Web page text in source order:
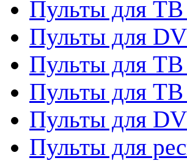
Пульты для ТВ
Пульты для
Пульты для ТВ
Пульты для ТВ
Пульты для
Пульты для